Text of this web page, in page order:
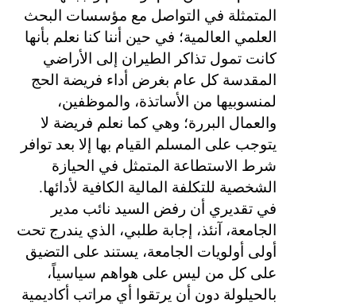
المتمثلة في التواصل مع مؤسسات البحث
العلمي العالمية؛ في حين أننا كنا نعلم بأنها
كانت تمول تذاكر الطيران إلى الأراضي
المقدسة كل عام بغرض أداء فريضة الحج
لمنسوبيها من الأساتذة، والموظفين،
والعمال البررة؛ وهي كما نعلم فريضة لا
يتوجب على المسلم القيام بها إلا بعد توافر
شرط الاستطاعة المتمثل في الحيازة
الشخصية للتكلفة المالية الكافية لأدائها.
في تقديري أن رفض السيد نائب مدير
الجامعة، آنئذ، إجابة طلبي، الذي يندرج تحت
أولى أولويات الجامعة، يستند على التضيق
على كل من ليس على هواهم سياسياً،
بالحيلولة دون أن يرتقوا أي مراتب أكاديمية